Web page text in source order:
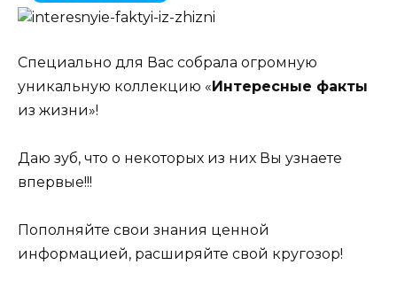
Специально для Вас собрала огромную
уникальную коллекцию «Интересные факты
из жизни»!
Даю зуб, что о некоторых из них Вы узнаете
впервые!!!
Пополняйте свои знания ценной
информацией, расширяйте свой кругозор!